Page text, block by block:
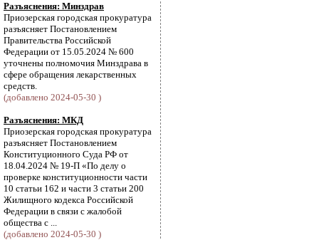
Разъяснения: Минздрав
Приозерская городская прокуратура
разъясняет Постановлением
Правительства Российской
Федерации от 15.05.2024 № 600
уточнены полномочия Минздрава в
сфере обращения лекарственных
средств.
(добавлено 2024-05-30 )
Разъяснения: МКД
Приозерская городская прокуратура
разъясняет Постановлением
Конституционного Суда РФ от
18.04.2024 № 19-П «По делу о
проверке конституционности части
10 статьи 162 и части 3 статьи 200
Жилищного кодекса Российской
Федерации в связи с жалобой
общества с ...
(добавлено 2024-05-30 )